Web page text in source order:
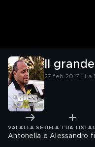
Il
27 feb 2017 | La
VAI ALLA SERIE LA TUA LISTA
Antonella e Alessandro